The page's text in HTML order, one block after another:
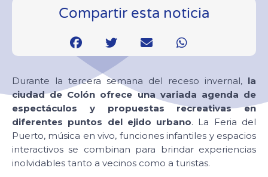
Compartir esta noticia
Durante la tercera semana del receso invernal, la
ciudad de Colón ofrece una variada agenda de
espectáculos y propuestas recreativas en
diferentes puntos del ejido urbano. La Feria del
Puerto, música en vivo, funciones infantiles y espacios
interactivos se combinan para brindar experiencias
inolvidables tanto a vecinos como a turistas.